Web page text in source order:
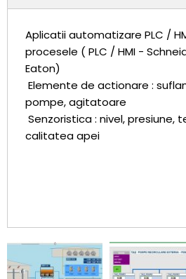
Aplicatii automatizare PLC /
procesele ( PLC / HMI -
Eaton)
Elemente de actionare :
pompe, agitatoare
Senzoristica : nivel, presiune,
calitatea apei